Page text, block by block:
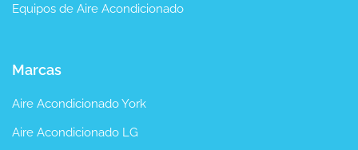
Equipos de Aire Acondicionado
Marcas
Aire Acondicionado York
Aire Acondicionado LG